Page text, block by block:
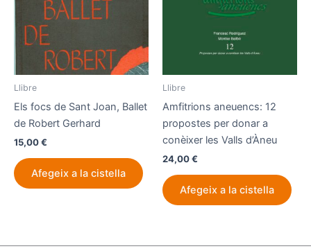
Llibre
Els focs de Sant Joan, Ballet
de Robert Gerhard
15,00€
Afegeix a la cistella
Llibre
Amfitrions aneuencs: 12
propostes per donar a
conèixer les Valls d’Àneu
24,00€
Afegeix a la cistella